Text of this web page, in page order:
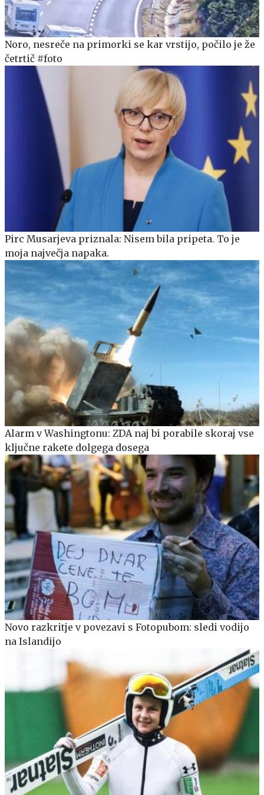
Noro, nesreče na primorki se kar vrstijo, počilo je že
četrtič #foto
Pirc Musarjeva priznala: Nisem bila pripeta. To je
moja največja napaka.
Alarm v Washingtonu: ZDA naj bi porabile skoraj vse
ključne rakete dolgega dosega
Novo razkritje v povezavi s Fotopubom: sledi vodijo
na Islandijo